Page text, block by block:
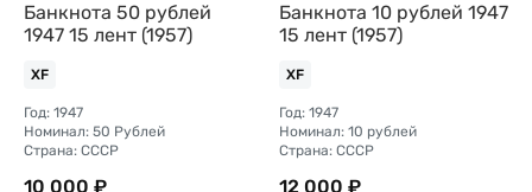
Банкнота 50 рублей
1947 15 лент (1957)
XF
Год: 1947
Номинал: 50 Рублей
Страна: СССР
10 000 ₽
Банкнота 10 рублей 1947
15 лент (1957)
XF
Год: 1947
Номинал: 10 рублей
Страна: СССР
12 000 ₽